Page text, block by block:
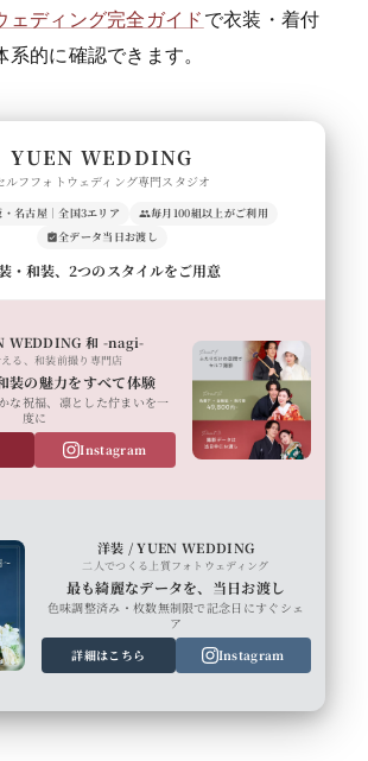
ェディング完全ガイド で衣装・着付
的に確認できます。
YUEN WEDDING
ルフフォトウェディング専門スタジオ
・名古屋｜全国3エリア
毎月100組以上がご利用
全データ当日お渡し
・和装、2つのスタイルをご用意
WEDDING 和 -nagi-
る、和装前撮り専門店
装の魅力をすべて体験
な祝福、凛とした佇まいを一
度に
Instagram
洋装 / YUEN WEDDING
二人でつくる上質フォトウェディング
最も綺麗なデータを、当日お渡し
色味調整済み・枚数無制限で記念日にすぐシェ
ア
詳細はこちら
Instagram